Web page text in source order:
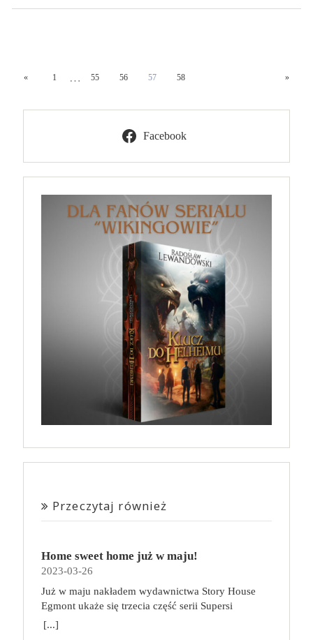
« 1 … 55 56 57 58 »
Facebook
Przeczytaj również
Home sweet home już w maju!
2023-03-26
Już w maju nakładem wydawnictwa Story House
Egmont ukaże się trzecia część serii Supersi
scenarzysty Frederic Maupome. Ten tom nosi tytuł
[...]